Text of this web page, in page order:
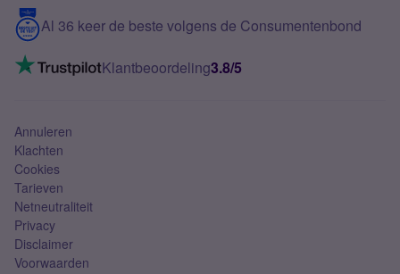
5G internet
Mobiel internet
Mobiel abonnement
Contact
VoLTE 4G bellen
Al 36 keer de beste volgens de Consumentenbond
Klantbeoordeling3.8/5
Annuleren
Klachten
Cookies
Tarieven
Netneutraliteit
Privacy
Disclaimer
Voorwaarden